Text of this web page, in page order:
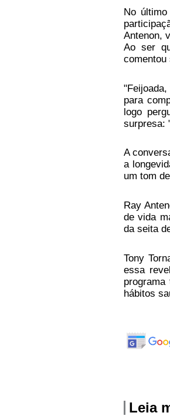
No
Antenon,
Ao ser
comentou
para
logo
surpresa:
A
a
um tom
Ray
de vida
da seita
Tony
essa
hábitos
Leia